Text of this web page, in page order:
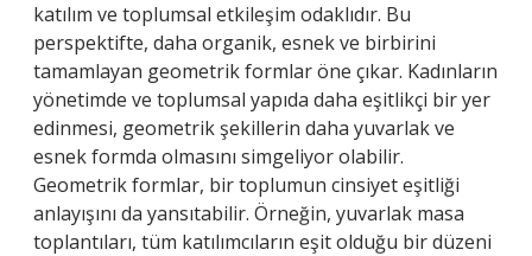
katılım ve toplumsal etkileşim odaklıdır. Bu
perspektifte, daha organik, esnek ve birbirini
tamamlayan geometrik formlar öne çıkar. Kadınların
yönetimde ve toplumsal yapıda daha eşitlikçi bir yer
edinmesi, geometrik şekillerin daha yuvarlak ve
esnek formda olmasını simgeliyor olabilir.
Geometrik formlar, bir toplumun cinsiyet eşitliği
anlayışını da yansıtabilir. Örneğin, yuvarlak masa
toplantıları, tüm katılımcıların eşit olduğu bir düzeni